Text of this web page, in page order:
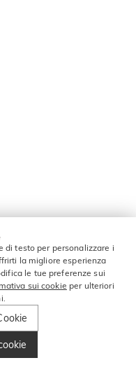
di testo per personalizzare i
la migliore esperienza
le tue preferenze sui
sui cookie per ulteriori